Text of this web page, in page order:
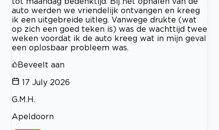
auto werden we vriendelijk ontvangen en kreeg
ik een uitgebreide uitleg. Vanwege drukte (wat
op zich een goed teken is) was de wachttijd twee
weken voordat ik de auto kreeg wat in mijn geval
een oplosbaar probleem was.
Beveelt aan
17 July 2026
G.M.H.
Apeldoorn